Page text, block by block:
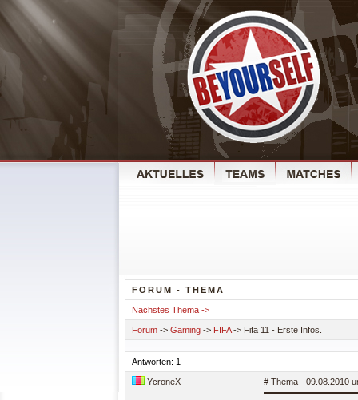
FORUM - THEMA
Nächstes Thema ->
Forum -> Gaming -> FIFA-> Fifa 11 - Erste Infos.
Antworten: 1
YcroneX # Thema - 09.08.2010